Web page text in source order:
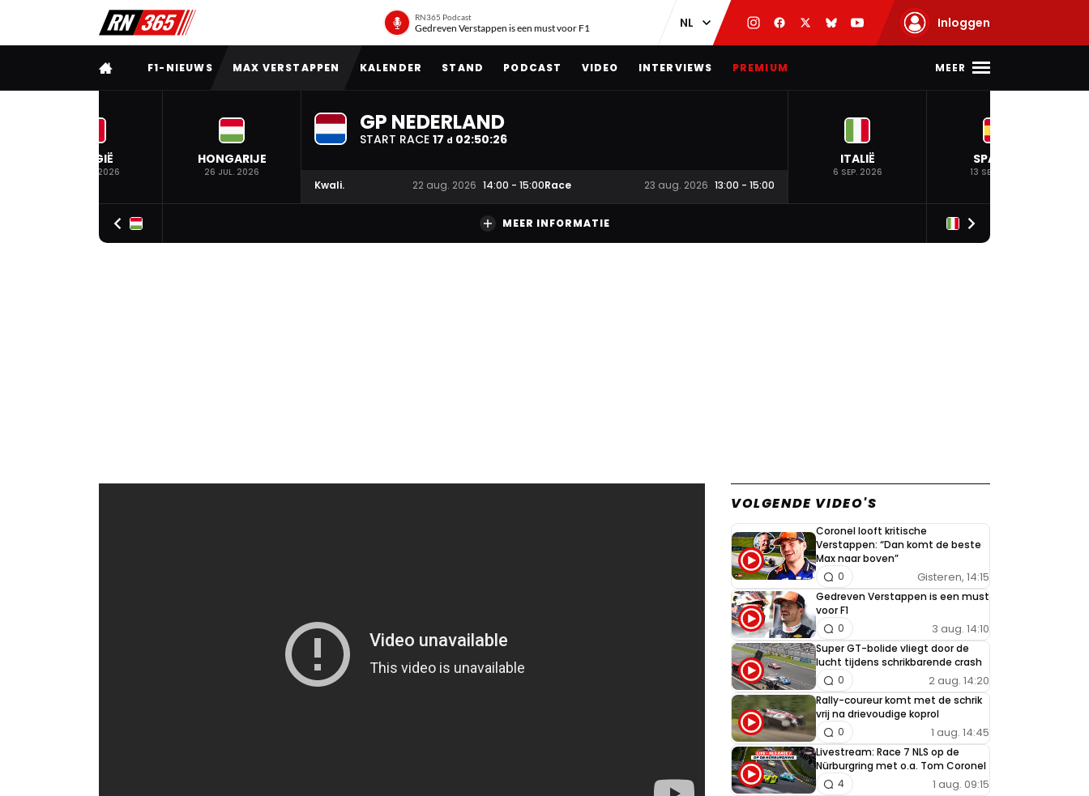
RN365 Podcast
Gedreven Verstappen is een must voor F1 Inloggen
VOLLEDIG MENU
F1-NIEUWS MAX VERSTAPPEN KALENDER STAND PODCAST VIDEO INTERVIEWS PREMIUM MEER
BELGIË
19 JUL. 2026
HONGARIJE
26 JUL. 2026
GP NEDERLAND
START RACE 17 d 02:50:25
Kwali. 22 aug. 2026 14:00 - 15:00Race 23 aug. 2026 13:00 - 15:00
ITALIË
6 SEP. 2026
SPANJE
13 SEP. 2026
MEER INFORMATIE
VOLGENDE VIDEO'S
Coronel looft kritische
Verstappen: “Dan komt de beste
Max naar boven”
Gisteren, 14:15
0
Gedreven Verstappen is een must
voor F1
3 aug. 14:10
0
Super GT-bolide vliegt door de
lucht tijdens schrikbarende crash
2 aug. 14:20
0
Rally-coureur komt met de schrik
vrij na drievoudige koprol
1 aug. 14:45
0
Livestream: Race 7 NLS op de
Nürburgring met o.a. Tom Coronel
1 aug. 09:15
4